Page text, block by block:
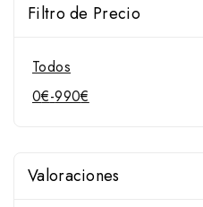
Filtro de Precio
Todos
0€-990€
Valoraciones